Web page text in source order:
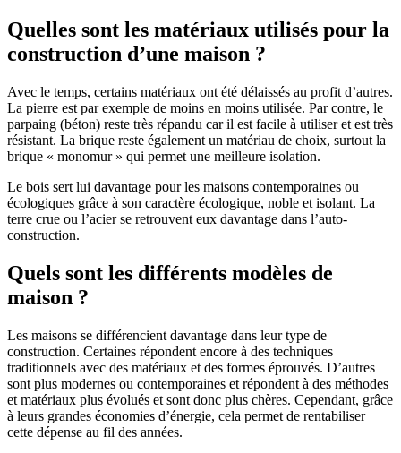
Quelles sont les matériaux utilisés pour la
construction d’une maison ?
Avec le temps, certains matériaux ont été délaissés au profit d’autres.
La pierre est par exemple de moins en moins utilisée. Par contre, le
parpaing (béton) reste très répandu car il est facile à utiliser et est très
résistant. La brique reste également un matériau de choix, surtout la
brique « monomur » qui permet une meilleure isolation.
Le bois sert lui davantage pour les maisons contemporaines ou
écologiques grâce à son caractère écologique, noble et isolant. La
terre crue ou l’acier se retrouvent eux davantage dans l’auto-
construction.
Quels sont les différents modèles de
maison ?
Les maisons se différencient davantage dans leur type de
construction. Certaines répondent encore à des techniques
traditionnels avec des matériaux et des formes éprouvés. D’autres
sont plus modernes ou contemporaines et répondent à des méthodes
et matériaux plus évolués et sont donc plus chères. Cependant, grâce
à leurs grandes économies d’énergie, cela permet de rentabiliser
cette dépense au fil des années.